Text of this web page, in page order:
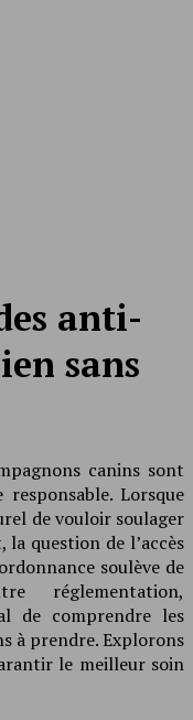
anti-
sans
canins sont
Lorsque
de vouloir soulager
question de l’accès
soulève de
réglementation,
de comprendre les
à prendre. Explorons
le meilleur soin